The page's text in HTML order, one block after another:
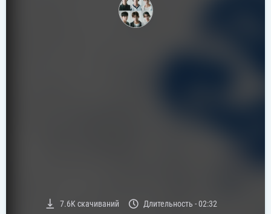
7.6Kскачиваний Длительность -02:32